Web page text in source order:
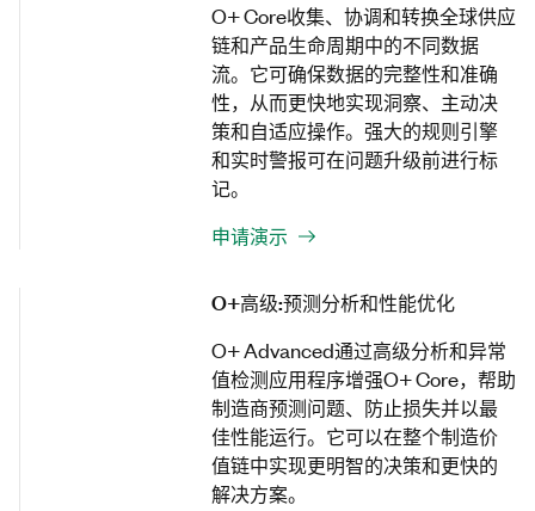
O+ Core收集、协调和转换全球供应
链和产品生命周期中的不同数据
流。它可确保数据的完整性和准确
性，从而更快地实现洞察、主动决
策和自适应操作。强大的规则引擎
和实时警报可在问题升级前进行标
记。
申请演示
O+高级:预测分析和性能优化
O+ Advanced通过高级分析和异常
值检测应用程序增强O+ Core，帮助
制造商预测问题、防止损失并以最
佳性能运行。它可以在整个制造价
值链中实现更明智的决策和更快的
解决方案。